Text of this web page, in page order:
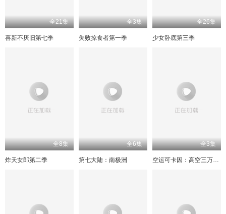
全21集
喜新不厌旧第七季
全3集
失败掠食者第一季
全26集
少女卧底第三季
全8集
炸天女郎第二季
全6集
第七大陆：南极洲
全3集
空运可卡因：高空三万尺走私奇案